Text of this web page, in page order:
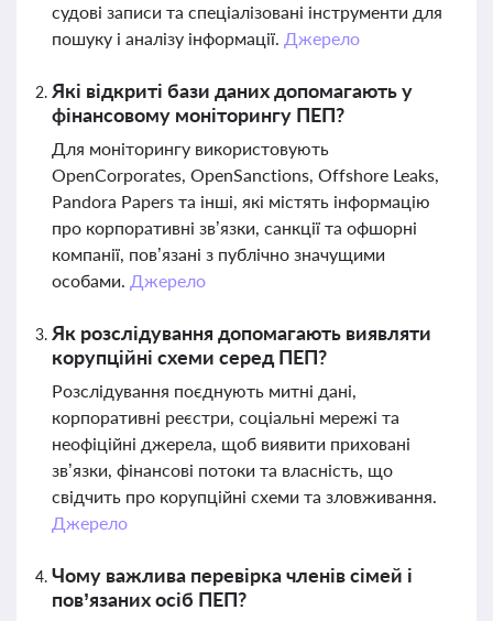
судові записи та спеціалізовані інструменти для
пошуку і аналізу інформації. Джерело
Які відкриті бази даних допомагають у
фінансовому моніторингу ПЕП?
Для моніторингу використовують
OpenCorporates, OpenSanctions, Offshore Leaks,
Pandora Papers та інші, які містять інформацію
про корпоративні зв’язки, санкції та офшорні
компанії, пов’язані з публічно значущими
особами. Джерело
Як розслідування допомагають виявляти
корупційні схеми серед ПЕП?
Розслідування поєднують митні дані,
корпоративні реєстри, соціальні мережі та
неофіційні джерела, щоб виявити приховані
зв’язки, фінансові потоки та власність, що
свідчить про корупційні схеми та зловживання.
Джерело
Чому важлива перевірка членів сімей і
пов’язаних осіб ПЕП?